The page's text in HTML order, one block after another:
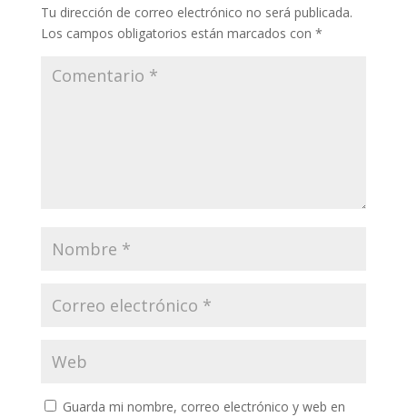
Tu dirección de correo electrónico no será publicada.
Los campos obligatorios están marcados con *
Guarda mi nombre, correo electrónico y web en